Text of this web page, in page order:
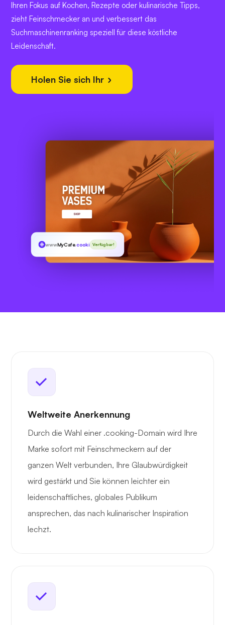
Ihren Fokus auf Kochen, Rezepte oder kulinarische Tipps,
zieht Feinschmecker an und verbessert das
Suchmaschinenranking speziell für diese köstliche
Leidenschaft.
Holen Sie sich Ihr
wwwMyCafe.cookingVerfügbar!
Weltweite Anerkennung
Durch die Wahl einer .cooking-Domain wird Ihre
Marke sofort mit Feinschmeckern auf der
ganzen Welt verbunden, Ihre Glaubwürdigkeit
wird gestärkt und Sie können leichter ein
leidenschaftliches, globales Publikum
ansprechen, das nach kulinarischer Inspiration
lechzt.